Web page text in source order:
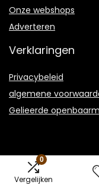
0
Vergelijken
Onze webshops
Adverteren
Verklaringen
Privacybeleid
algemene
Gelieerde
2022 ©